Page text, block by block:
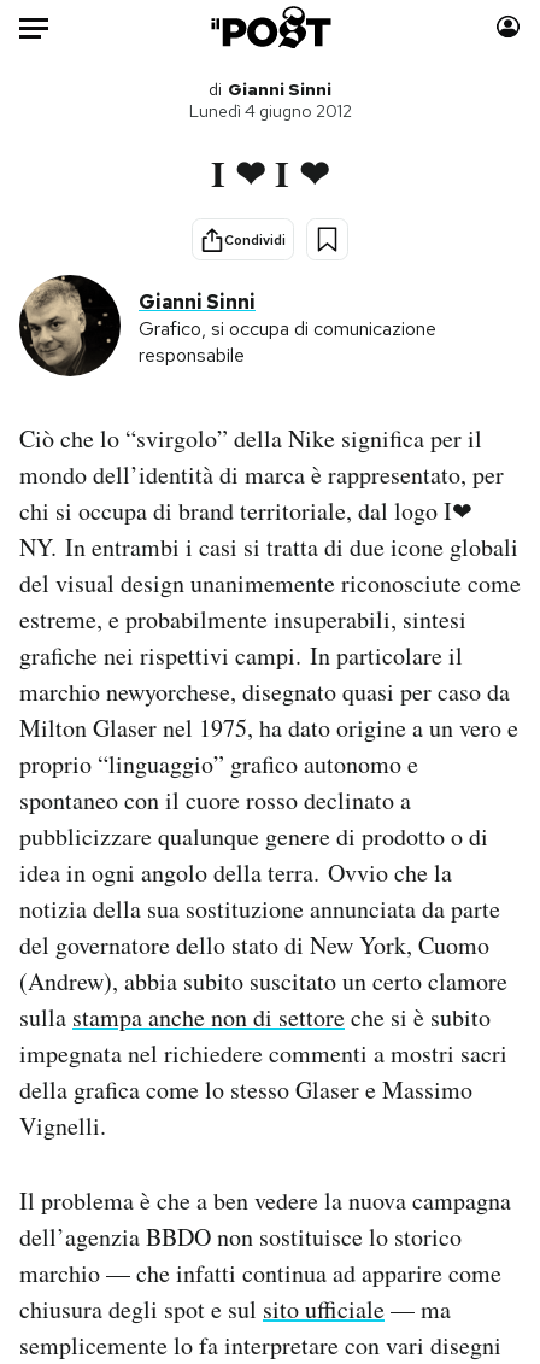
Auto
Politica
Tecnologia
Internet
Scienza
Economia
Sport
Libri
Ok Boomer!
Altrecose
Mondiali calcio 2026
PODCAST
NEWSLETTER
SHOP
CALENDARIO
AREA PERSONALE
Area Personale
Newsletter
Notifiche mobile
Regala il Post
Esci
di Gianni Sinni
Lunedì 4 giugno 2012
I ❤ I ❤
Condividi
Gianni Sinni
Grafico, si occupa di comunicazione
responsabile
Ciò che lo “svirgolo” della Nike significa per il
mondo dell’identità di marca è rappresentato, per
chi si occupa di brand territoriale, dal logo I❤
NY. In entrambi i casi si tratta di due icone globali
del visual design unanimemente riconosciute come
estreme, e probabilmente insuperabili, sintesi
grafiche nei rispettivi campi. In particolare il
marchio newyorchese, disegnato quasi per caso da
Milton Glaser nel 1975, ha dato origine a un vero e
proprio “linguaggio” grafico autonomo e
spontaneo con il cuore rosso declinato a
pubblicizzare qualunque genere di prodotto o di
idea in ogni angolo della terra. Ovvio che la
notizia della sua sostituzione annunciata da parte
del governatore dello stato di New York, Cuomo
(Andrew), abbia subito suscitato un certo clamore
sulla stampa anche non di settoreche si è subito
impegnata nel richiedere commenti a mostri sacri
della grafica come lo stesso Glaser e Massimo
Vignelli.
Il problema è che a ben vedere la nuova campagna
dell’agenzia BBDO non sostituisce lo storico
marchio — che infatti continua ad apparire come
chiusura degli spot e sul sito ufficiale— ma
semplicemente lo fa interpretare con vari disegni